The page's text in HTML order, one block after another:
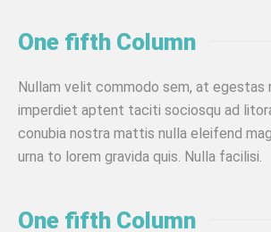
One fifth Column
Nullam velit commodo sem, at egestas
imperdiet aptent taciti sociosqu ad
conubia nostra mattis nulla eleifend
urna to lorem gravida quis. Nulla facilisi.
One fifth Column